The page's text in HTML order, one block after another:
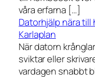
våra erfarna […]
Datorhjälp nära
Karlaplan
När datorn
sviktar eller
vardagen snabbt